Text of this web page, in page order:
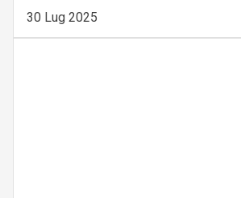
30 Lug 2025